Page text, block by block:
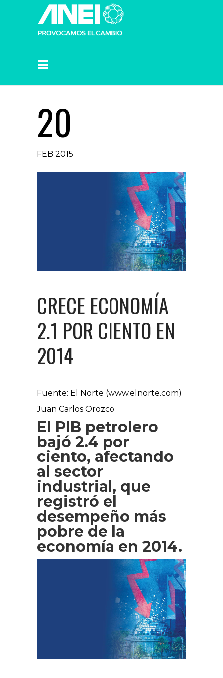
20
FEB 2015
CRECE ECONOMÍA
2.1 POR CIENTO EN
2014
Fuente: El Norte (www.elnorte.com)
Juan Carlos Orozco
El PIB petrolero
bajó 2.4 por
ciento, afectando
al sector
industrial, que
registró el
desempeño más
pobre de la
economía en 2014.